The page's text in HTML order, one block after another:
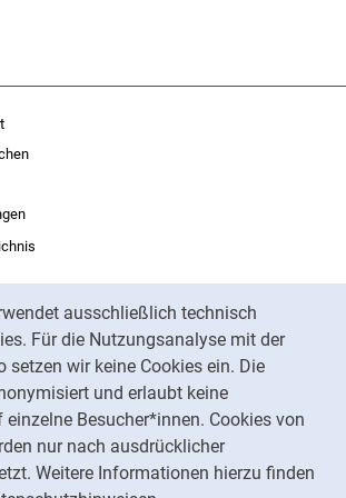
ausschließlich technisch
Für die Nutzungsanalyse mit der
wir keine Cookies ein. Die
und erlaubt keine
Besucher*innen. Cookies von
nur nach ausdrücklicher
Weitere Informationen hierzu finden